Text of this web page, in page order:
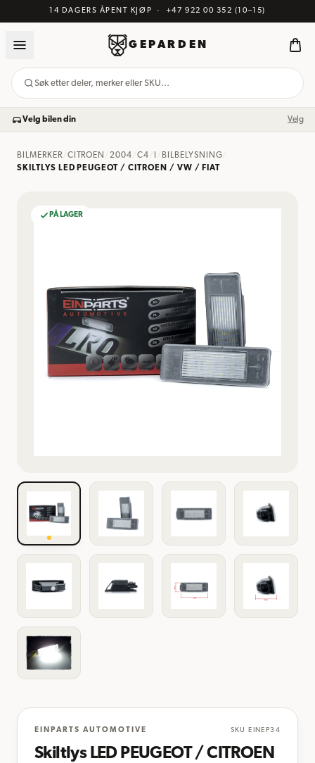
14 DAGERS ÅPENT KJØP · +47 922 00 352 (10–15)
GEPARDEN
Søk etter deler, merker eller SKU…
Velg bilen din Velg
BILMERKER/ CITROEN /2004 /C4 BILBELYSNING
SKILTLYS LED PEUGEOT / CITROEN / VW / FIAT
PÅ LAGER
EINPARTS AUTOMOTIVE SKU EINEP34
Skiltlys LED PEUGEOT / CITROEN